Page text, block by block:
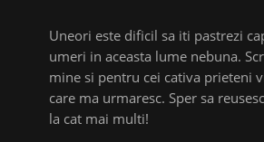
Uneori este dificil sa iti pastrezi
umeri in aceasta lume nebuna.
mine si pentru cei cativa prieteni
care ma urmaresc. Sper sa
la cat mai multi!